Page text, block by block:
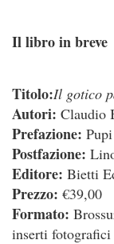
Il libro in breve
Titolo:Il gotico
Autori: Claudio
Prefazione:
Postfazione:
Editore: Bietti
Prezzo: €39,00
Formato:
inserti